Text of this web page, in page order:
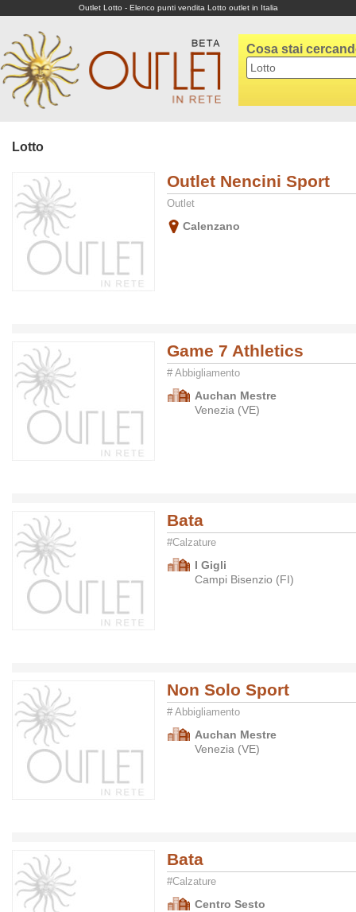
Outlet Lotto - Elenco punti vendita Lotto outlet in Italia
Cosa stai
Lotto
Outlet Nencini Sport
Outlet
Calenzano
Game 7 Athletics
# Abbigliamento
Auchan Mestre
Venezia (VE)
Bata
#Calzature
I Gigli
Campi Bisenzio (FI)
Non Solo Sport
# Abbigliamento
Auchan Mestre
Venezia (VE)
Bata
#Calzature
Centro Sesto